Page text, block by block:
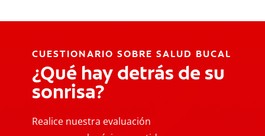
CUESTIONARIO SOBRE SALUD BUCAL
¿Qué hay detrás de su
sonrisa?
Realice nuestra evaluación